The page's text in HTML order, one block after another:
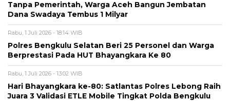
Tanpa Pemerintah, Warga Aceh Bangun Jembatan
Dana Swadaya Tembus 1 Milyar
Rabu, 1 Juli 2026 - 18:14 WIB
Polres Bengkulu Selatan Beri 25 Personel dan Warga
Berprestasi Pada HUT Bhayangkara Ke 80
Rabu, 1 Juli 2026 - 13:02 WIB
Hari Bhayangkara ke-80: Satlantas Polres Lebong Raih
Juara 3 Validasi ETLE Mobile Tingkat Polda Bengkulu